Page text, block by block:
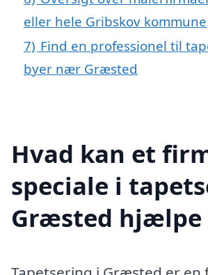
eller hele Gribskov kommune
7) Find en professionel til
byer nær Græsted
Hvad kan et
speciale i
Græsted hjælpe